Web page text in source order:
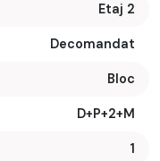
Etaj 2
Decomandat
Bloc
D+P+2+M
1